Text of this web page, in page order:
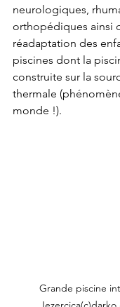
neurologiques,
orthopédiques ainsi
réadaptation des
piscines dont la
construite sur la
thermale
monde !).
Grande piscine